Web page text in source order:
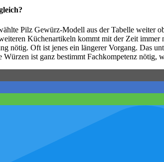
Pilz Gewürz-Modell aus der Tabelle weiter
Küchenartikeln kommt mit der Zeit
nötig. Oft ist jenes ein längerer Vorgang. Das
ist ganz bestimmt Fachkompetenz nötig,